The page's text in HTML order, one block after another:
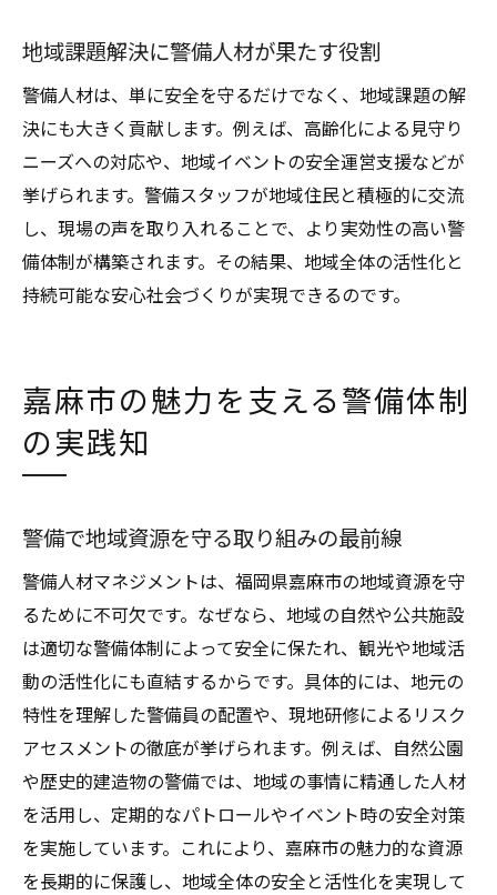
地域課題解決に警備人材が果たす役割
警備人材は、単に安全を守るだけでなく、地域課題の解
決にも大きく貢献します。例えば、高齢化による見守り
ニーズへの対応や、地域イベントの安全運営支援などが
挙げられます。警備スタッフが地域住民と積極的に交流
し、現場の声を取り入れることで、より実効性の高い警
備体制が構築されます。その結果、地域全体の活性化と
持続可能な安心社会づくりが実現できるのです。
嘉麻市の魅力を支える警備体制
の実践知
警備で地域資源を守る取り組みの最前線
警備人材マネジメントは、福岡県嘉麻市の地域資源を守
るために不可欠です。なぜなら、地域の自然や公共施設
は適切な警備体制によって安全に保たれ、観光や地域活
動の活性化にも直結するからです。具体的には、地元の
特性を理解した警備員の配置や、現地研修によるリスク
アセスメントの徹底が挙げられます。例えば、自然公園
や歴史的建造物の警備では、地域の事情に精通した人材
を活用し、定期的なパトロールやイベント時の安全対策
を実施しています。これにより、嘉麻市の魅力的な資源
を長期的に保護し、地域全体の安全と活性化を実現して